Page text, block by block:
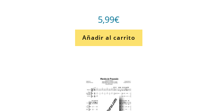
5,99€
Añadir al carrito